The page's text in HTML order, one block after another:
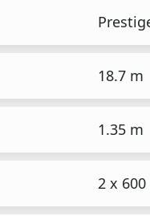
18.7 m
1.35 m
2 x 600